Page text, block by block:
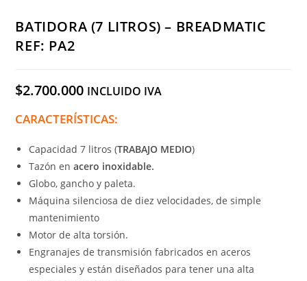
BATIDORA (7 LITROS) – BREADMATIC
REF: PA2
$2.700.000 INCLUIDO IVA
CARACTERÍSTICAS:
Capacidad 7 litros (TRABAJO MEDIO)
Tazón enacero inoxidable.
Globo, gancho y paleta.
Máquina silenciosa de diez velocidades, de simple
mantenimiento
Motor de alta torsión.
Engranajes de transmisión fabricados en aceros
especiales y están diseñados para tener una alta